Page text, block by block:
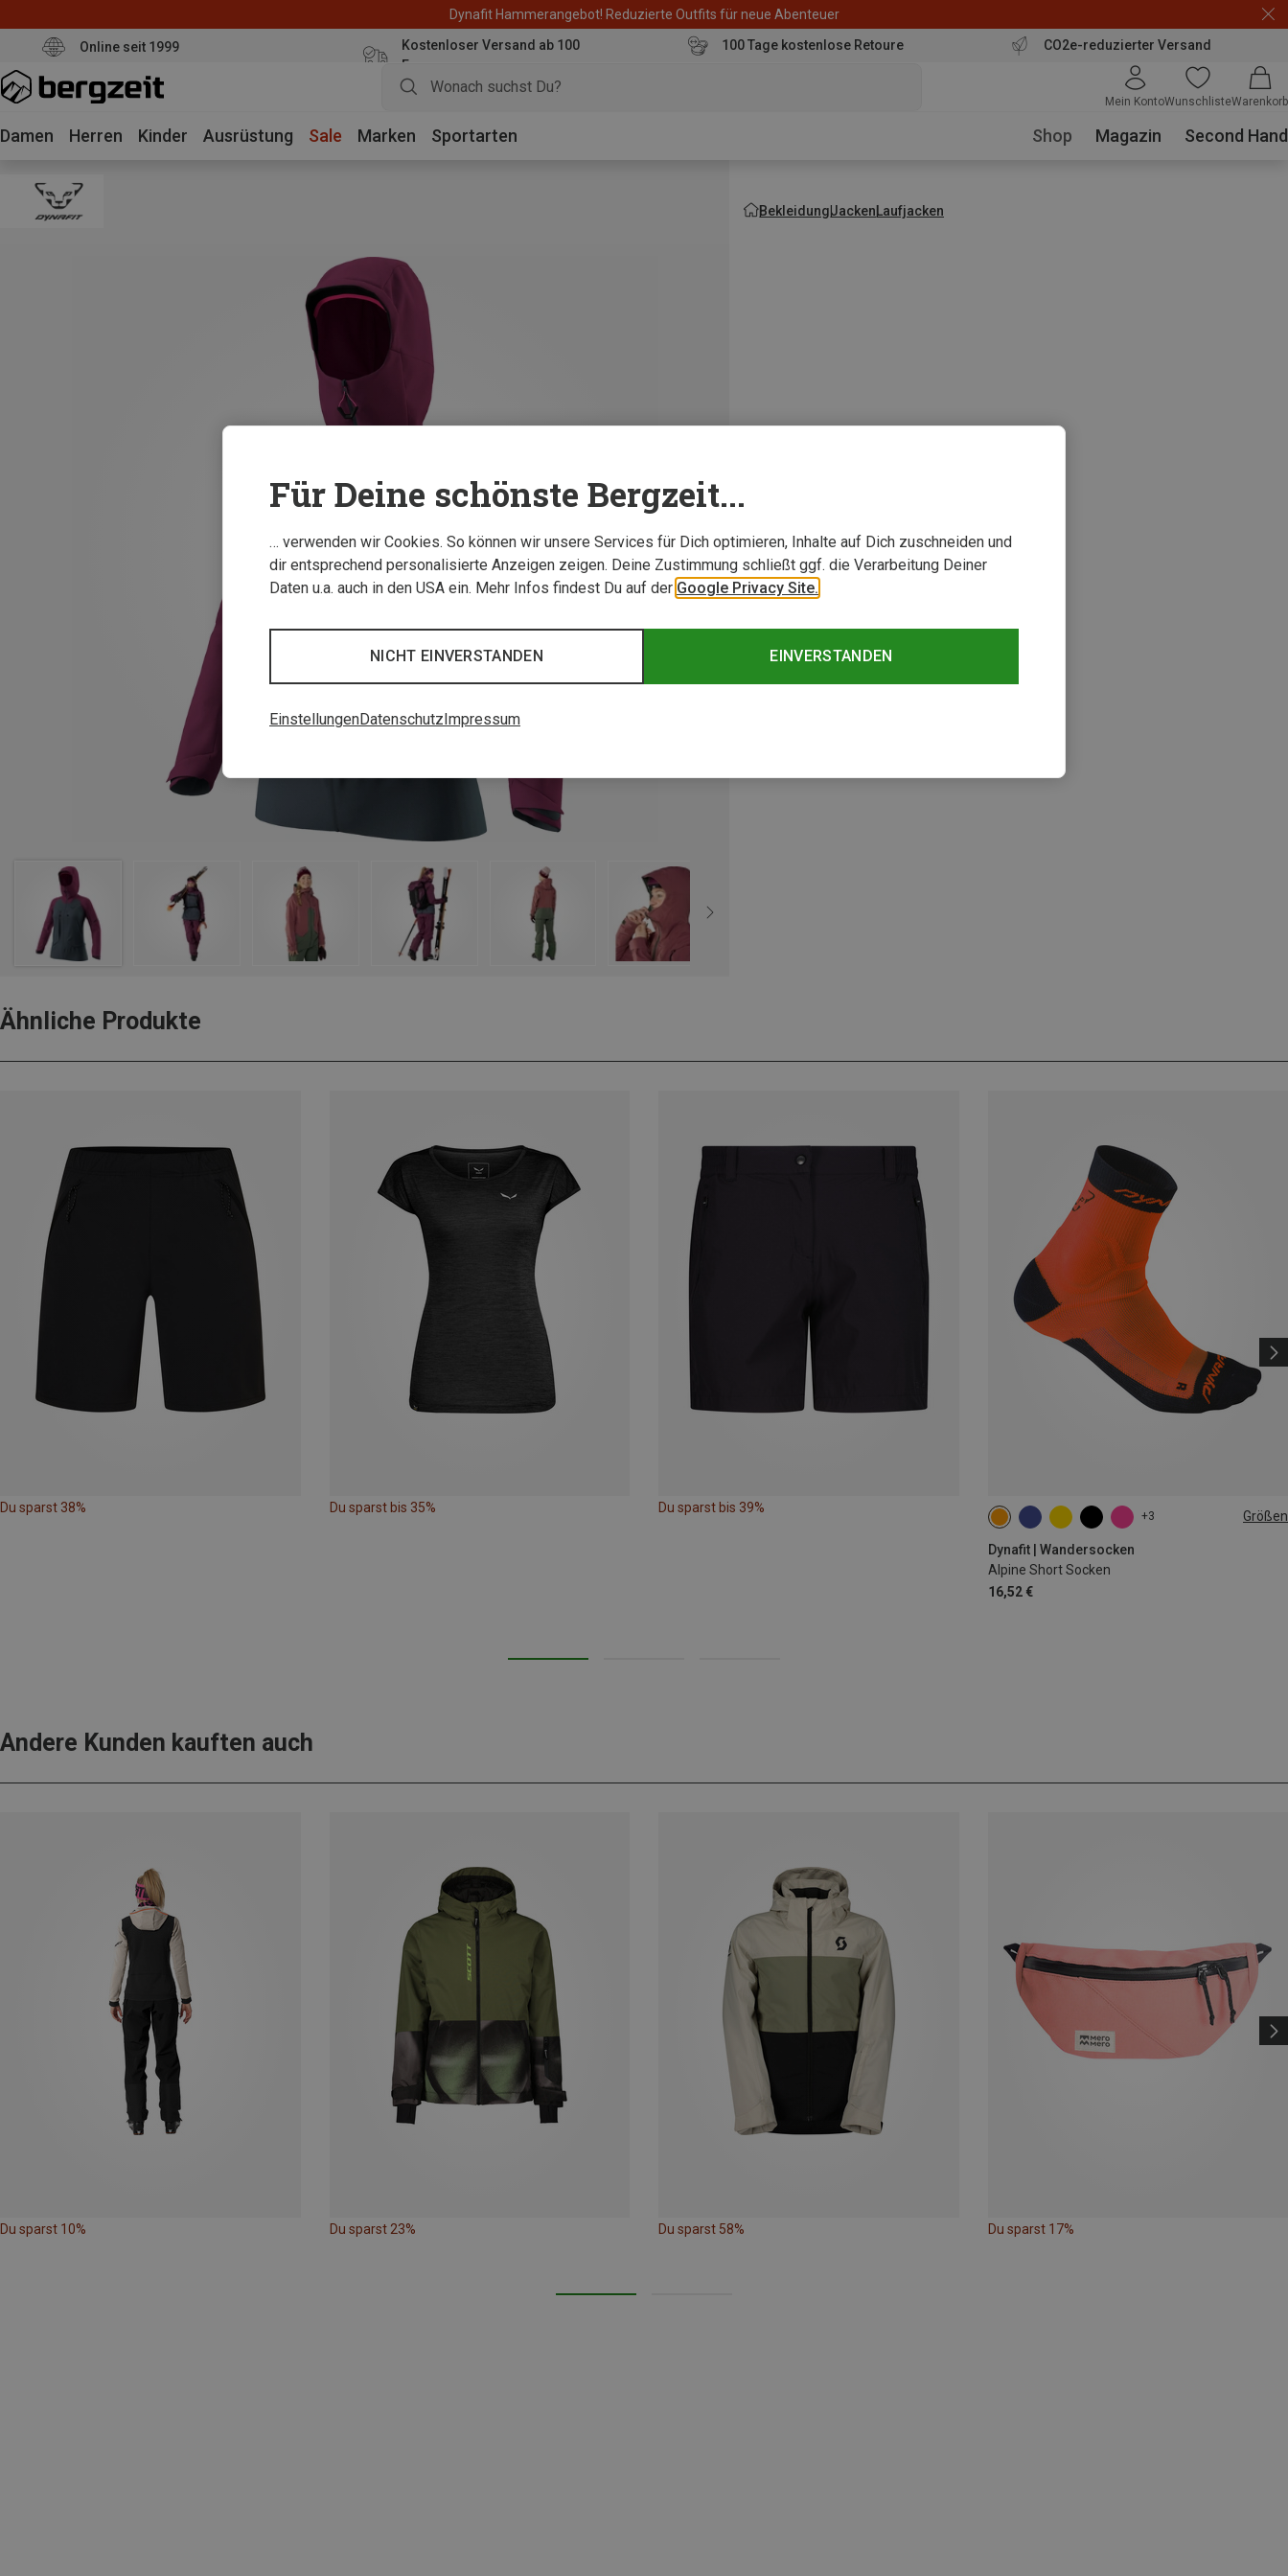
Dynafit Hammerangebot! Reduzierte Outfits für neue Abenteuer
Online seit 1999
Kostenloser Versand ab 100
Euro
100 Tage kostenlose Retoure CO2e-reduzierter Versand
Mein KontoWunschlisteWarenkorb
Damen Herren Kinder Ausrüstung Sale Marken Sportarten Shop Magazin Second Hand
BekleidungJackenLaufjacken
Ähnliche Produkte
Du sparst 38% Du sparst bis 35% Du sparst bis 39%
+3 Größen
Dynafit | Wandersocken
Alpine Short Socken
16,52 €
35|36|37|38 39|40|41|42
Andere Kunden kauften auch
Du sparst 10% Du sparst 23% Du sparst 58% Du sparst 17%
Für Deine schönste Bergzeit...
… verwenden wir Cookies. So können wir unsere Services für Dich optimieren, Inhalte auf Dich zuschneiden und
dir entsprechend personalisierte Anzeigen zeigen. Deine Zustimmung schließt ggf. die Verarbeitung Deiner
Daten u.a. auch in den USA ein. Mehr Infos findest Du auf der Google Privacy Site.
EINVERSTANDEN
NICHT EINVERSTANDEN
EinstellungenDatenschutzImpressum